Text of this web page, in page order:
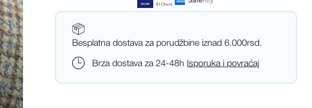
Besplatna dostava za porudžbine iznad 6.000rsd.
Brza dostava za 24-48h Isporuka i povraćaj